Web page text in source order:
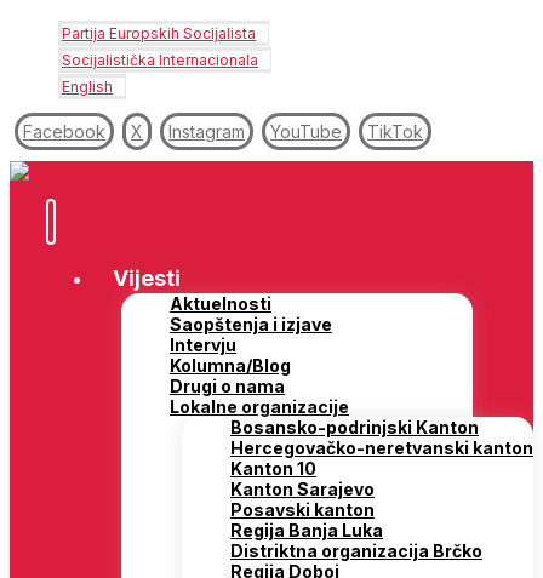
Partija Europskih Socijalista
Socijalistička Internacionala
English
Facebook X Instagram YouTube TikTok
Vijesti
Aktuelnosti
Saopštenja i izjave
Intervju
Kolumna/Blog
Drugi o nama
Lokalne organizacije
Bosansko-podrinjski Kanton
Hercegovačko-neretvanski kanton
Kanton 10
Kanton Sarajevo
Posavski kanton
Regija Banja Luka
Distriktna organizacija Brčko
Regija Doboj